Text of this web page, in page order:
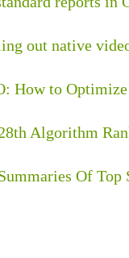
out native
How to
Algorithm
Of Top